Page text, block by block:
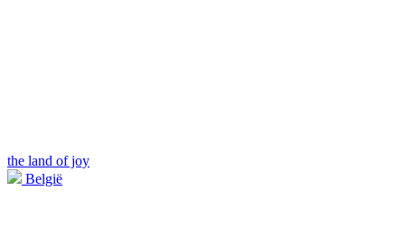
the land of joy
België